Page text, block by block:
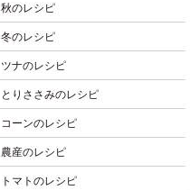
秋のレシピ
冬のレシピ
ツナのレシピ
とりささみのレシピ
コーンのレシピ
農産のレシピ
トマトのレシピ